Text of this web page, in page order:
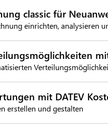
classic für
einrichten, analysieren
mit DATEV
erstellen und gestalten